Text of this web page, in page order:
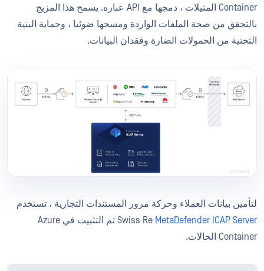
Container المثيلات ، دمجها مع API عباره. يسمح هذا المزيج
بالتحقق من صحة الملفات الواردة ومسحها ضوئيا ، وحماية البنية
التحتية من الحمولات الضارة وفقدان البيانات.
لتأمين بيانات العملاء وحركة مرور المستندات التجارية ، تستخدم
Swiss Re MetaDefender ICAP Server
تم التثبيت في Azure
Container الحالات.